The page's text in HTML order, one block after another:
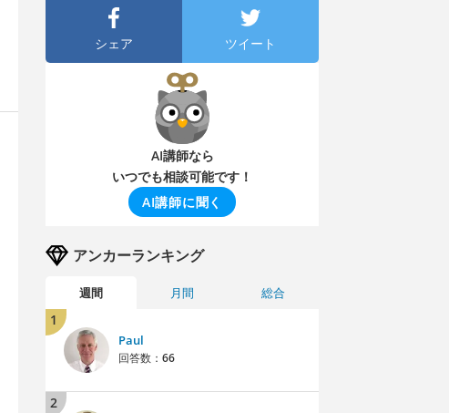
シェア ツイート
AI講師なら
いつでも相談可能です！
AI講師に聞く
アンカーランキング
週間 月間 総合
1
Paul
回答数： 66
2